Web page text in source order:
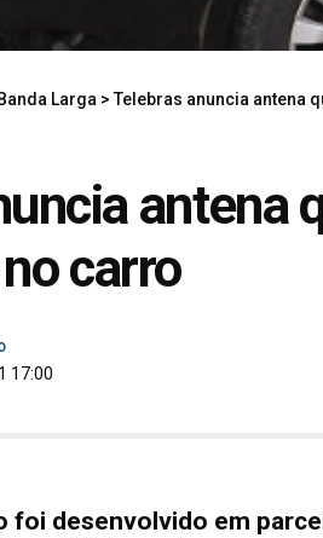
Banda Larga > Telebras anuncia antena
antena
carro
17:00
foi desenvolvido em